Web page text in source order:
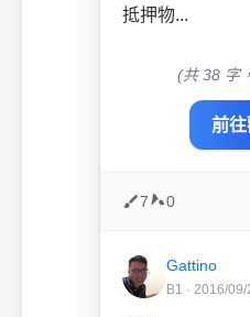
抵押物...
(共 38 字
前
7 0
Gattino
B1 · 2016/09/